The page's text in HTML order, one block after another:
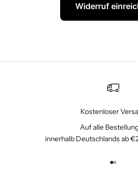
Widerruf
Kostenloser
Auf alle
innerhalb Deutschlands ab
Gehe zu
Gehe